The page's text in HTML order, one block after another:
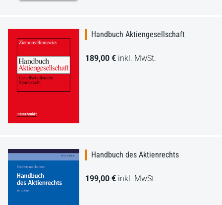
Handbuch Aktiengesellschaft
189,00 € inkl. MwSt.
Handbuch des Aktienrechts
199,00 € inkl. MwSt.